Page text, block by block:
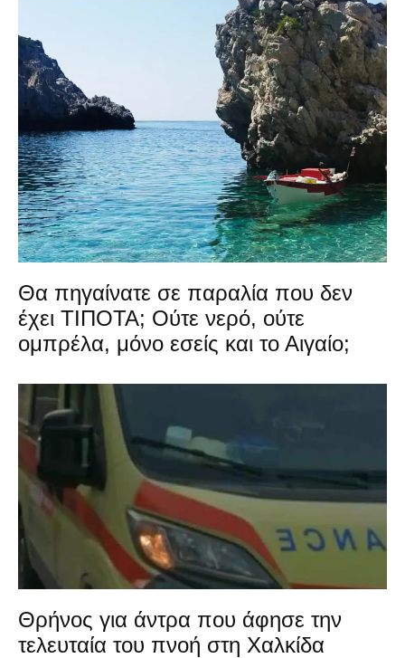
Θα πηγαίνατε σε παραλία που δεν
έχει ΤΙΠΟΤΑ; Ούτε νερό, ούτε
ομπρέλα, μόνο εσείς και το Αιγαίο;
Θρήνος για άντρα που άφησε την
τελευταία του πνοή στη Χαλκίδα